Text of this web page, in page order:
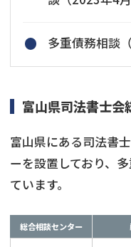
多重債務相談
富山県司法書士会
富山県にある司法書
ーを設置しており、
ています。
総合相談センター